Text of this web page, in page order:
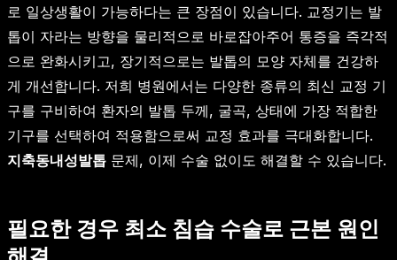
로 일상생활이 가능하다는 큰 장점이 있습니다. 교정기는 발
톱이 자라는 방향을 물리적으로 바로잡아주어 통증을 즉각적
으로 완화시키고, 장기적으로는 발톱의 모양 자체를 건강하
게 개선합니다. 저희 병원에서는 다양한 종류의 최신 교정 기
구를 구비하여 환자의 발톱 두께, 굴곡, 상태에 가장 적합한
기구를 선택하여 적용함으로써 교정 효과를 극대화합니다.
지축동내성발톱 문제, 이제 수술 없이도 해결할 수 있습니다.
필요한 경우 최소 침습 수술로 근본 원인